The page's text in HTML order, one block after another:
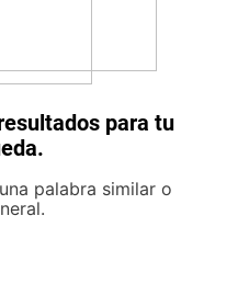
para tu
palabra similar o